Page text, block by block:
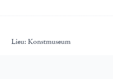
Lieu: Konstmuseum